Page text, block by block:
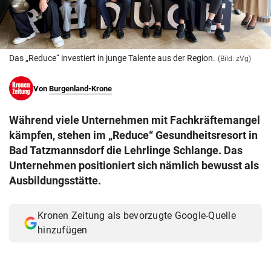
© Krone Multimedia GmbH & Co KG 2026
Muthgasse 2, 1190 Wien
Das „Reduce“ investiert in junge Talente aus der Region. (Bild: zVg)
Von Burgenland-Krone
Während viele Unternehmen mit Fachkräftemangel
kämpfen, stehen im „Reduce“ Gesundheitsresort in
Bad Tatzmannsdorf die Lehrlinge Schlange. Das
Unternehmen positioniert sich nämlich bewusst als
Ausbildungsstätte.
Kronen Zeitung als bevorzugte Google-Quelle
hinzufügen